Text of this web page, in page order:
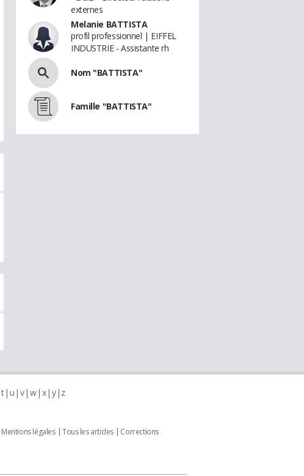
externes
Melanie BATTISTA
profil professionnel | EIFFEL
INDUSTRIE - Assistante rh
Nom "BATTISTA"
Famille "BATTISTA"
t u v w x y z
Mentions légales Tous les articles
Corrections